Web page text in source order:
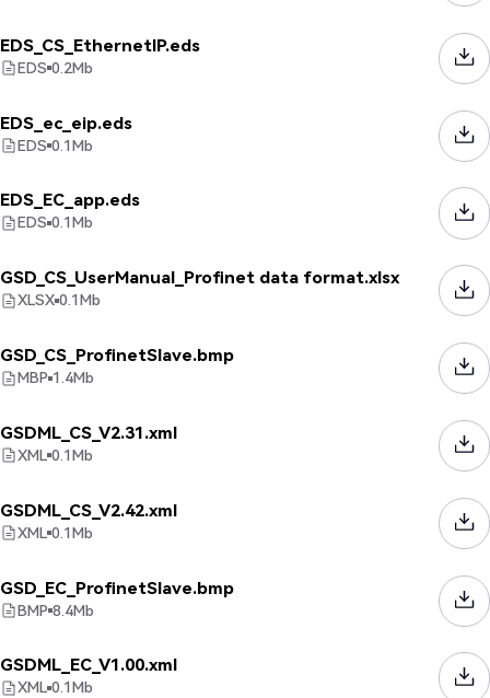
EDS_CS_EthernetIP.eds
EDS 0.2Mb
EDS_ec_eip.eds
EDS 0.1Mb
EDS_EC_app.eds
EDS 0.1Mb
GSD_CS_UserManual_Profinet data format.xlsx
XLSX 0.1Mb
GSD_CS_ProfinetSlave.bmp
MBP 1.4Mb
GSDML_CS_V2.31.xml
XML 0.1Mb
GSDML_CS_V2.42.xml
XML 0.1Mb
GSD_EC_ProfinetSlave.bmp
BMP 8.4Mb
GSDML_EC_V1.00.xml
XML 0.1Mb